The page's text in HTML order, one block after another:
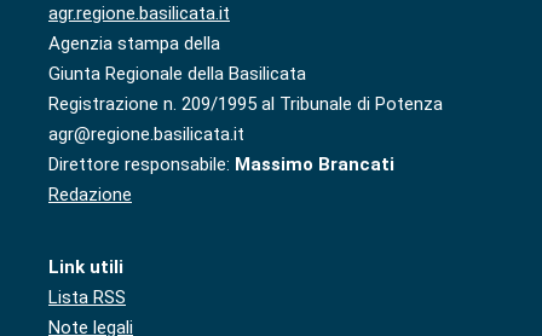
agr.regione.basilicata.it
Agenzia stampa della
Giunta Regionale della Basilicata
Registrazione n. 209/1995 al Tribunale di Potenza
agr@regione.basilicata.it
Direttore responsabile: Massimo Brancati
Redazione
Link utili
Lista RSS
Note legali